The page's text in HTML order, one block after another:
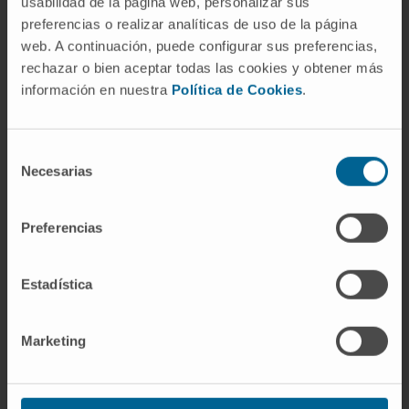
preferencias o realizar analíticas de uso de la página
web. A continuación, puede configurar sus preferencias,
rechazar o bien aceptar todas las cookies y obtener más
información en nuestra Política de Cookies.
Necesarias
Preferencias
Estadística
Marketing
¿Es lo mismo el cartílago tiroides
que la glándula tiroides?
No. El cartílago tiroides es una pieza del
hialino. Laglándula tiroideses un órgano
endocrino que produce hormonas (T3 y T4) y
recibió su nombre del cartílago, no al revés.
Referencias
función
cartílagos, ligamentos y músculos.